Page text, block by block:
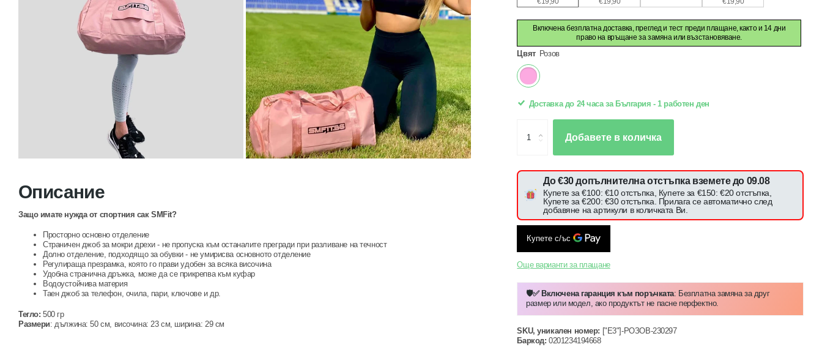
Описание
Защо имате нужда от спортния сак SMFit?
Просторно основно отделение
Страничен джоб за мокри дрехи - не пропуска към останалите прегради при разливане на течност
Долно отделение, подходящо за обувки - не умирисва основното отделение
Регулираща презрамка, която го прави удобен за всяка височина
Удобна странична дръжка, може да се прикрепва към куфар
Водоустойчива материя
Таен джоб за телефон, очила, пари, ключове и др.
Тегло: 500 гр
Размери: дължина: 50 см, височина: 23 см, ширина: 29 см
Включена безплатна доставка, преглед и тест преди плащане, както и 14 дни
право на връщане за замяна или възстановяване.
Цвят Розов
Доставка до 24 часа за България - 1 работен ден
Добавете в количка
До €30 допълнителна отстъпка вземете до 09.08
Купете за €100: €10 отстъпка, Купете за €150: €20 отстъпка,
Купете за €200: €30 отстъпка. Прилага се автоматично след
добавяне на артикули в количката Ви.
Още варианти за плащане
🛡️✅ Включена гаранция към поръчката: Безплатна замяна за друг
размер или модел, ако продуктът не пасне перфектно.
SKU, уникален номер: ["E3"]-РОЗОВ-230297
Баркод: 0201234194668